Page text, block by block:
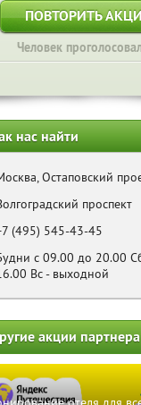
ПОВТОРИТЬ
Человек
нас найти
Остаповский
проспект
(495) 545-43-45
с 09.00 до 20.00
Bс - выходной
акции партнера